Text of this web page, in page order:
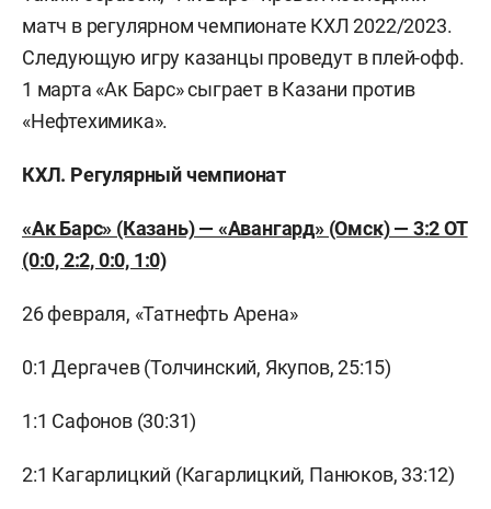
матч в регулярном чемпионате КХЛ 2022/2023.
Следующую игру казанцы проведут в плей-офф.
1 марта «Ак Барс» сыграет в Казани против
«Нефтехимика».
КХЛ. Регулярный чемпионат
«Ак Барс» (Казань) — «Авангард» (Омск) — 3:2 ОТ
(0:0, 2:2, 0:0, 1:0)
26 февраля, «Татнефть Арена»
0:1 Дергачев (Толчинский, Якупов, 25:15)
1:1 Сафонов (30:31)
2:1 Кагарлицкий (Кагарлицкий, Панюков, 33:12)